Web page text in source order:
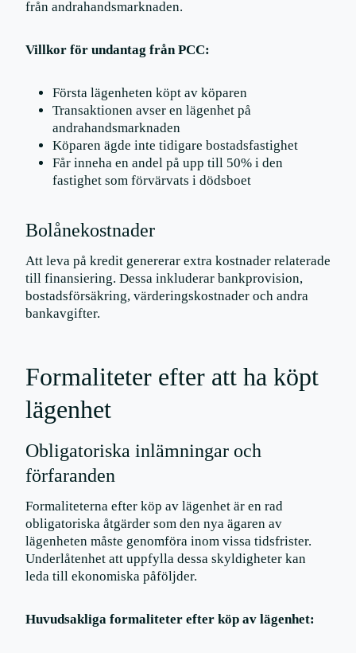
från andrahandsmarknaden.
Villkor för undantag från PCC:
Första lägenheten köpt av köparen
Transaktionen avser en lägenhet på
andrahandsmarknaden
Köparen ägde inte tidigare bostadsfastighet
Får inneha en andel på upp till 50% i den
fastighet som förvärvats i dödsboet
Bolånekostnader
Att leva på kredit genererar extra kostnader relaterade
till finansiering. Dessa inkluderar bankprovision,
bostadsförsäkring, värderingskostnader och andra
bankavgifter.
Formaliteter efter att ha köpt
lägenhet
Obligatoriska inlämningar och
förfaranden
Formaliteterna efter köp av lägenhet är en rad
obligatoriska åtgärder som den nya ägaren av
lägenheten måste genomföra inom vissa tidsfrister.
Underlåtenhet att uppfylla dessa skyldigheter kan
leda till ekonomiska påföljder.
Huvudsakliga formaliteter efter köp av lägenhet: